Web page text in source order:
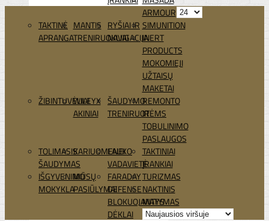
ARMOUR
TAKTINĖ
APRANGA
MANTIS
TRENIRUOKLIAI
RYŠIAI IR
NAVIGACIJA
SIMUNITION
INERT
PRODUCTS
MOKOMIEJI
UŽTAISŲ
MAKETAI
ŽIBINTUVĖLIAI
WILEYX
AKINIAI
ŠAUDYMO
TRENIRUOTĖMS
REMONTO
IR
TOBULINIMO
PASLAUGOS
TOLIMASIS
ŠAUDYMAS
KARIUOMENEI
LAUKO
VADAVIETĖ
TAKTINIAI
ĮRANKIAI
IŠGYVENIMO
MOKYKLA
MŪSŲ
PASIŪLYMAI
FARADAY
DEFENSE
BLOKUOJANTYS
DĖKLAI
TURIZMAS
NAKTINIS
MATYMAS